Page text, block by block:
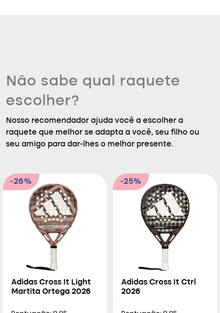
Não sabe qual raquete
escolher?
Nosso recomendador ajuda você a escolher a
raquete que melhor se adapta a você, seu filho ou
seu amigo para dar-lhes o melhor presente.
-26%
Adidas Cross It Light
Martita Ortega 2026
-25%
Adidas Cross It Ctrl
2026